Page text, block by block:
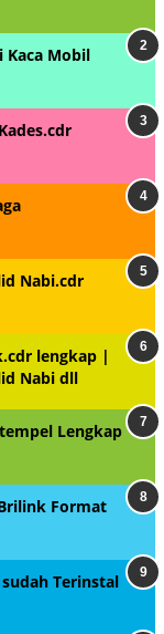
Kaca Mobil
Nabi.cdr
lengkap |
Nabi dll
Lengkap
Format
Terinstal